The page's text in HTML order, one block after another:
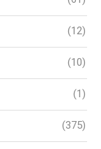
(12)
(10)
(1)
(375)